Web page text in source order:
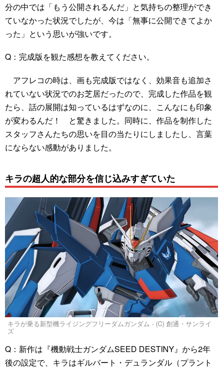
分の中では「もう公開されるんだ」と気持ちの整理ができ
ていなかった状況でしたが、今は「無事に公開できてよか
った」という思いが強いです。
Q：完成版を観た感想を教えてください。
アフレコの時は、画も完成版ではなく、効果音も追加さ
れていない状況でのお芝居だったので、完成した作品を観
たら、話の展開は知っているはずなのに、こんなにも印象
が変わるんだ！ と驚きました。同時に、作品を制作した
スタッフさんたちの思いを目の当たりにしましたし、言葉
にならない感動がありました。
キラの超人的な部分を信じ込みすぎていた
キラが乗る新型機ライジングフリーダムガンダム - (C) 創通・サンライ
ズ
Q：新作は『機動戦士ガンダムSEED DESTINY』から2年
後の設定で、キラはギルバート・デュランダル（プラント